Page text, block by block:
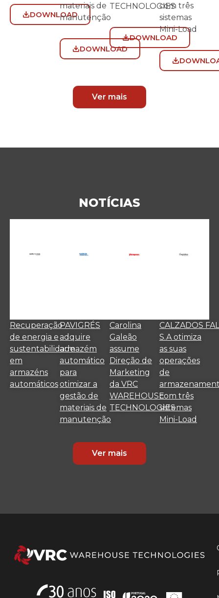
DOWNLOAD
materiais de
manutenção
DOWNLOAD
TECHNOLOGIES
DOWNLOAD
com três
sistemas
Mini-Load
Ver mais
NOTÍCIAS
Recuperação
de energia e
sustentabilidade
em
armazéns
automáticos
PAVIGRÉS
adquire
armazém
automático
para
otimizar a
gestão de
materiais de
manutenção
Carolina
Galeão
assume
Direção de
Marketing
da VRC
WAREHOUSE
TECHNOLOGIES
CALZADOS FAL
S.A otimiza
as suas
operações
de
com três
sistemas
Mini-Load
Ver mais